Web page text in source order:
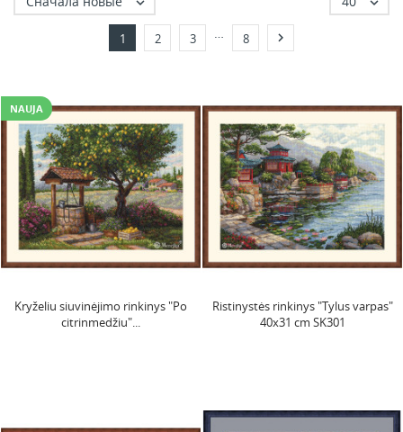
1 2 3 … 8 
NAUJA
Kryželiu siuvinėjimo rinkinys "Po
citrinmedžiu"...
Ristinystės rinkinys "Tylus varpas"
40x31 cm SK301